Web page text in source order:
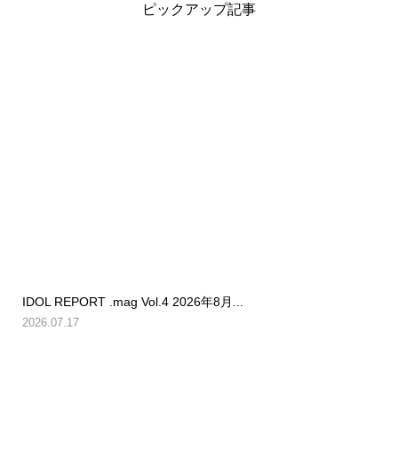
ピックアップ記事
IDOL REPORT .mag Vol.4 2026年8月...
2026.07.17